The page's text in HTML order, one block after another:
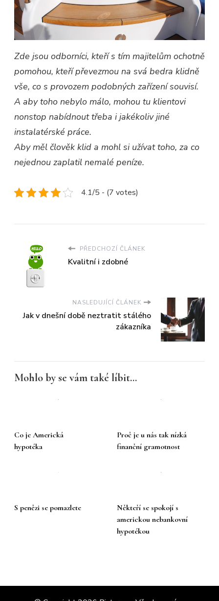
Zde jsou odborníci, kteří s tím majitelům ochotně
pomohou, kteří převezmou na svá bedra klidně
vše, co s provozem podobných zařízení souvisí.
A aby toho nebylo málo, mohou tu klientovi
nonstop nabídnout třeba i jakékoliv jiné
instalatérské práce.
Aby měl člověk klid a mohl si užívat toho, za co
nejednou zaplatil nemalé peníze.
4.1/5 - (7 votes)
PŘEDCHOZÍ ČLÁNEK
Kvalitní i zdobné
NASLEDUJÍCÍ ČLÁNEK
Jak v dnešní době neztratit stálého
zákazníka
Mohlo by se vám také líbit...
Co je Americká
hypotéka
Proč je u nás tak nízká
finanční gramotnost
S penězi se pomazlete
Někteří se spokojí s
americkou nebankovní
hypotékou